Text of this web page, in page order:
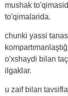
mushak
to'qimalarida.
chunki yassi
o'xshaydi bilan
ilgaklar.
u zaif bilan